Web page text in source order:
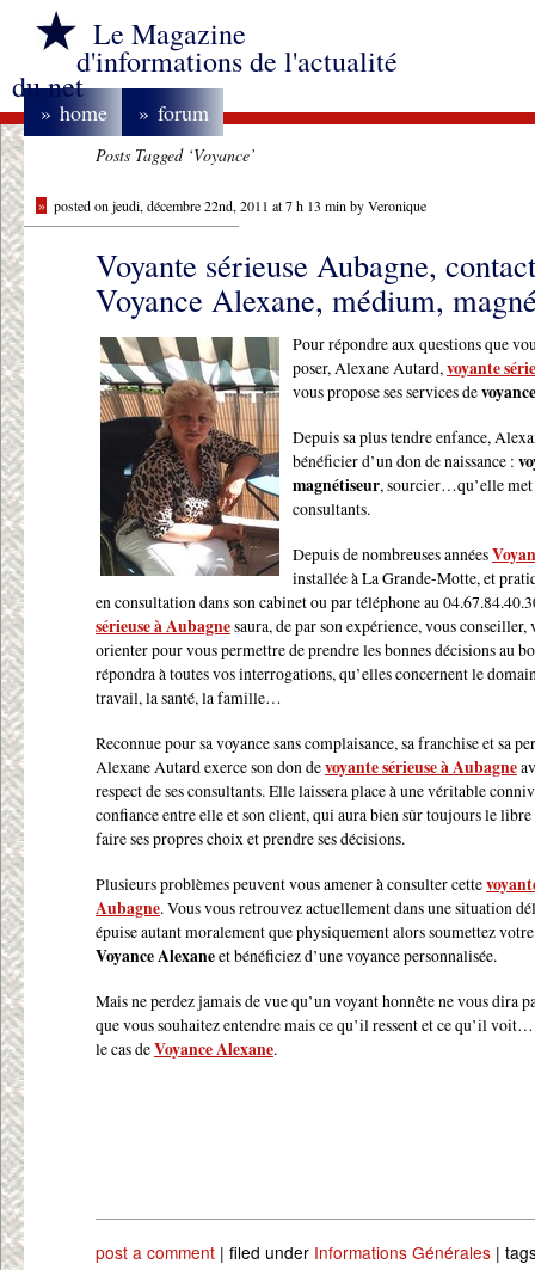
Le Magazine
d'informations de l'actualité
du net
» home » forum
Posts Tagged ‘Voyance’
» posted on jeudi, décembre 22nd, 2011 at 7 h 13 min by Veronique
Voyante sérieuse Aubagne,
Voyance Alexane, médium,
Pour répondre aux questions que
poser, Alexane Autard,voyante
vous propose ses services devoyance
Depuis sa plus tendre enfance,
bénéficier d’un don de naissance :
magnétiseur, sourcier…qu’elle met
consultants.
Depuis de nombreuses années
installée à La Grande-Motte, et
en consultation dans son cabinet ou par téléphone au
sérieuse à Aubagnesaura, de par son expérience, vous conseiller,
orienter pour vous permettre de prendre les bonnes décisions au
répondra à toutes vos interrogations, qu’elles concernent le
travail, la santé, la famille…
Reconnue pour sa voyance sans complaisance, sa franchise et sa
Alexane Autard exerce son don devoyante sérieuse à Aubagne
respect de ses consultants. Elle laissera place à une véritable
confiance entre elle et son client, qui aura bien sûr toujours le
faire ses propres choix et prendre ses décisions.
Plusieurs problèmes peuvent vous amener à consulter cette
Aubagne. Vous vous retrouvez actuellement dans une situation
épuise autant moralement que physiquement alors soumettez
Voyance Alexaneet bénéficiez d’une voyance personnalisée.
Mais ne perdez jamais de vue qu’un voyant honnête ne vous dira
que vous souhaitez entendre mais ce qu’il ressent et ce qu’il
le cas deVoyance Alexane.
post a comment | filed under Informations Générales |